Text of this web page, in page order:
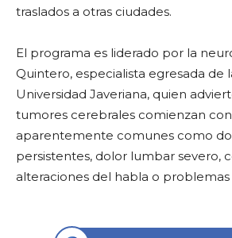
traslados a otras ciudades.
El programa es liderado por la
Quintero, especialista egresada de
Universidad Javeriana, quien
tumores cerebrales comienzan
aparentemente comunes como
persistentes, dolor lumbar severo,
alteraciones del habla o problemas